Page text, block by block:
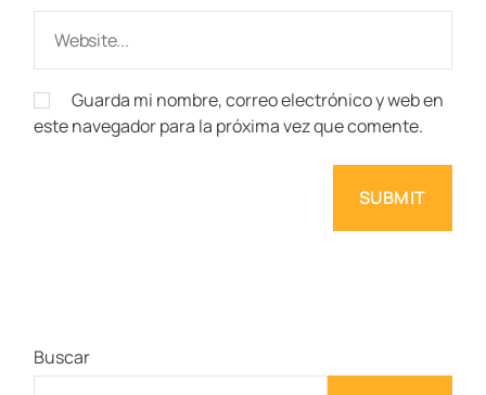
Guarda mi nombre, correo electrónico y web en
este navegador para la próxima vez que comente.
Buscar